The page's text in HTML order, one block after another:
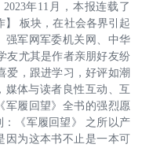
年11月，本报连载了
】 板块，在社会各界引起
强军网军委机关网、中华
友尤其是作者亲朋好友纷
爱，跟进学习，好评如潮
体与读者良性互动、互
军履回望》全书的强烈愿
《军履回望》 之所以产
因为这本书不止是一本可